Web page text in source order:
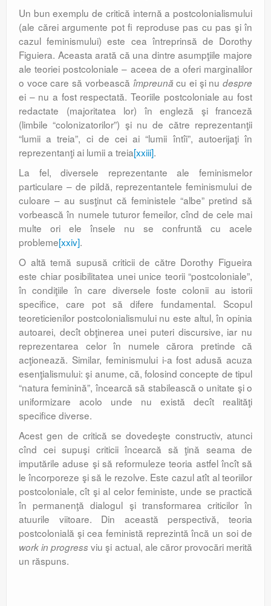
Un bun exemplu de critică internă a postcolonialismului
(ale cărei argumente pot fi reproduse pas cu pas şi în
cazul feminismului) este cea întreprinsă de Dorothy
Figuiera. Aceasta arată că una dintre asumpţiile majore
ale teoriei postcoloniale – aceea de a oferi marginalilor
o voce care să vorbească împreună cu ei şi nu despre
ei – nu a fost respectată. Teoriile postcoloniale au fost
redactate (majoritatea lor) în engleză şi franceză
(limbile “colonizatorilor”) şi nu de către reprezentanţii
“lumii a treia”, ci de cei ai “lumii întîi”, autoerijaţi în
reprezentanţi ai lumii a treia[xxiii].
La fel, diversele reprezentante ale feminismelor
particulare – de pildă, reprezentantele feminismului de
culoare – au susţinut că feministele “albe” pretind să
vorbească în numele tuturor femeilor, cînd de cele mai
multe ori ele însele nu se confruntă cu acele
probleme[xxiv].
O altă temă supusă criticii de către Dorothy Figueira
este chiar posibilitatea unei unice teorii “postcoloniale”,
în condiţiile în care diversele foste colonii au istorii
specifice, care pot să difere fundamental. Scopul
teoreticienilor postcolonialismului nu este altul, în opinia
autoarei, decît obţinerea unei puteri discursive, iar nu
reprezentarea celor în numele cărora pretinde că
acţionează. Similar, feminismului i-a fost adusă acuza
esenţialismului: şi anume, că, folosind concepte de tipul
“natura feminină”, încearcă să stabilească o unitate şi o
uniformizare acolo unde nu există decît realităţi
specifice diverse.
Acest gen de critică se dovedeşte constructiv, atunci
cînd cei supuşi criticii încearcă să ţină seama de
imputările aduse şi să reformuleze teoria astfel încît să
le încorporeze şi să le rezolve. Este cazul atît al teoriilor
postcoloniale, cît şi al celor feministe, unde se practică
în permanenţă dialogul şi transformarea criticilor în
atuurile viitoare. Din această perspectivă, teoria
postcolonială şi cea feministă reprezintă încă un soi de
work in progress viu şi actual, ale căror provocări merită
un răspuns.